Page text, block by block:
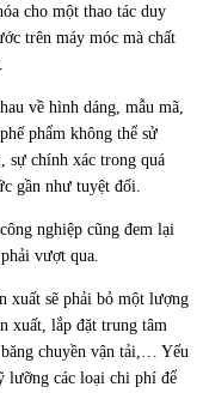
cho một thao tác duy
trên máy móc mà chất
về hình dáng, mẫu mã,
phẩm không thể sử
chính xác trong quá
gần như tuyệt đối.
nghiệp cũng đem lại
vượt qua.
xuất sẽ phải bỏ một lượng
xuất, lắp đặt trung tâm
chuyền vận tải,… Yếu
lưỡng các loại chi phí để